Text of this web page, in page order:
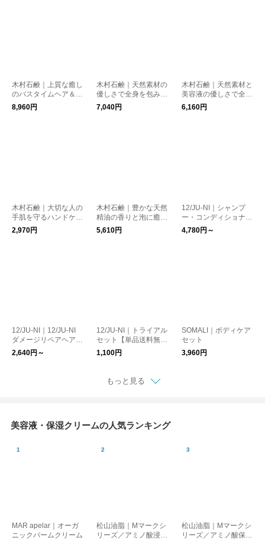
木村石鹸｜上質な癒し
のバスタイムヘア＆ボ
ディケアギフト（JS
1）
8,960円
木村石鹸｜天然素材の
優しさで全身を包み込
むハンド&ボディケア
ギフト（S7）
7,040円
木村石鹸｜天然素材と
美容液の優しさで全身
を包み込むボディケア
ギフト（S9）
6,160円
木村石鹸｜大切な人の
手肌を守るハンドケア
ギフト（S8）
2,970円
木村石鹸｜豊かな天然
精油の香りと泡に癒や
される ボディケアギ
フト（S2）
5,610円
12/JU-NI｜シャンプ
ー・コンディショナー
（ボトル/詰替）【送
料無料】
4,780円～
12/JU-NI｜12/JU-NI
ダメージリペアヘアミ
ルク
2,640円～
12/JU-NI｜トライアル
セット【単品送料無
料】
1,100円
SOMALI｜ボディケア
セット
3,960円
もっと見る
美容液・保湿クリームの人気ランキング
MAR apelar｜オーガ
ニックバームクリーム
松山油脂｜Mマークシ
リーズ／アミノ酸浸透
松山油脂｜Mマークシ
リーズ／アミノ酸保湿